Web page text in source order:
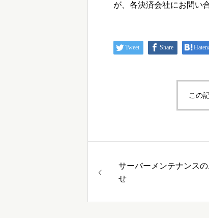
が、各決済会社にお問い
Tweet Share
この
サーバーメンテナンス
せ